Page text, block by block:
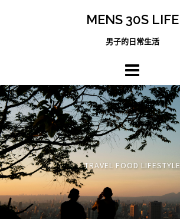
MENS 30S LIFE
男子的日常生活
TRAVEL FOOD LIFESTYLE